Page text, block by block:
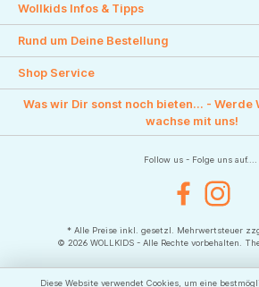
Wollkids Infos & Tipps
Rund um Deine Bestellung
Shop Service
Was wir Dir sonst noch bieten... - Werde
wachse mit uns!
Follow us - Folge uns auf....
FacebookInstagram
* Alle Preise inkl. gesetzl. Mehrwertsteuer
© 2026 WOLLKIDS - Alle Rechte vorbehalten.
Diese Website verwendet Cookies, um eine